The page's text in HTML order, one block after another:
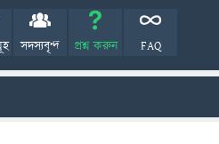
সদস্যবৃন্দ প্রশ্ন করুন FAQ